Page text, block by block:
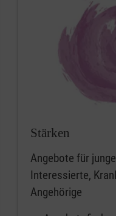
Stärken
Angebote für
Interessierte,
Angehörige